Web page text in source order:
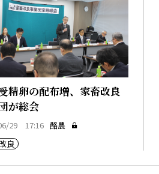
精卵の配布増、家畜改良
が総会
29 17:16 酪農
良